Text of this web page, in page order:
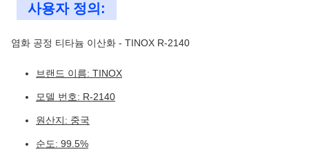
사용자 정의:
염화 공정 티타늄 이산화 - TINOX R-2140
브랜드 이름: TINOX
모델 번호: R-2140
원산지: 중국
순도: 99.5%